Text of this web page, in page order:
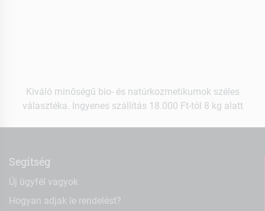
Kiváló minőségű bio- és natúrkozmetikumok széles
választéka. Ingyenes szállítás 18.000 Ft-tól 8 kg alatt
Segítség
Új ügyfél vagyok
Hogyan adjak le rendelést?